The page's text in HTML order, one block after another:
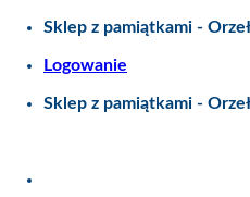
Skip
content
Sklep z pamiątkami -
Logowanie
Sklep z pamiątkami -